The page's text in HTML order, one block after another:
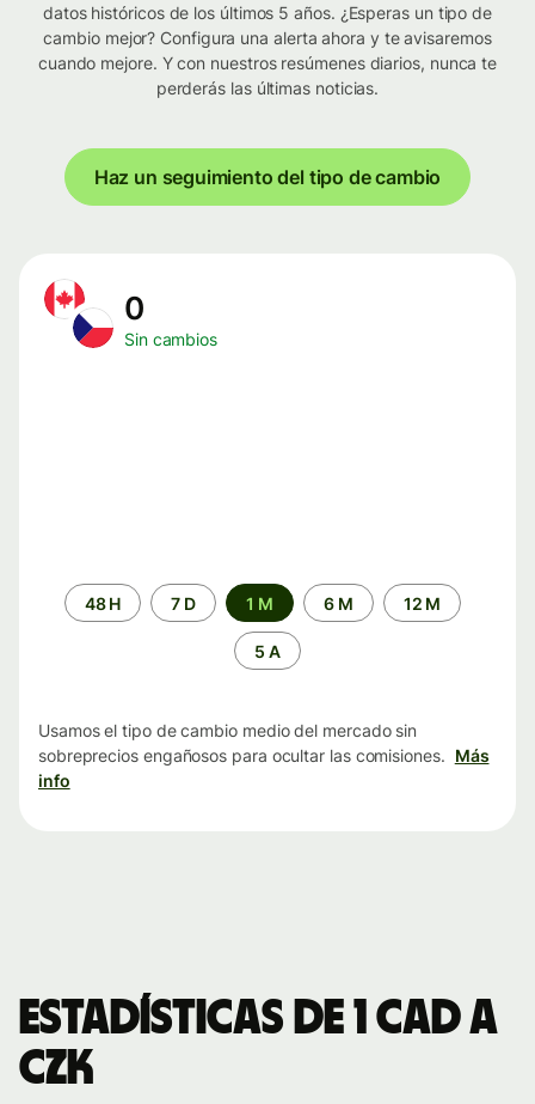
datos históricos de los últimos 5 años. ¿Esperas un tipo de
cambio mejor? Configura una alerta ahora y te avisaremos
cuando mejore. Y con nuestros resúmenes diarios, nunca te
perderás las últimas noticias.
Haz un seguimiento del tipo de cambio
0
Sin cambios
Periodo48 H 7 D 1 M 6 M 12 M
5 A
Usamos el tipo de cambio medio del mercado sin
sobreprecios engañosos para ocultar las comisiones. Más
info
Estadísticas de 1 CAD a
CZK